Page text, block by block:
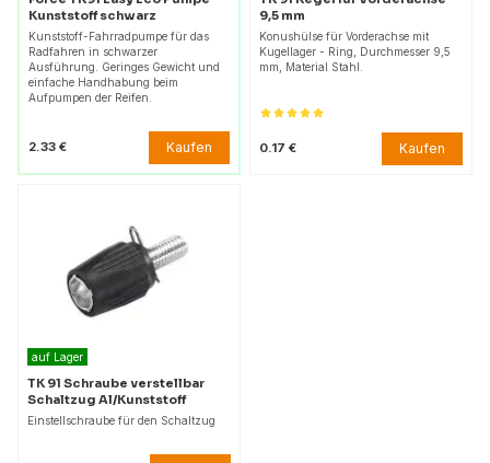
Kunststoff schwarz
Kunststoff-Fahrradpumpe für das
Radfahren in schwarzer
Ausführung. Geringes Gewicht und
einfache Handhabung beim
Aufpumpen der Reifen.
2.33 € Kaufen
9,5 mm
Konushülse für Vorderachse mit
Kugellager - Ring, Durchmesser 9,5
mm, Material Stahl.
0.17 € Kaufen
auf Lager
TK 91 Schraube verstellbar
Schaltzug Al/Kunststoff
Einstellschraube für den Schaltzug